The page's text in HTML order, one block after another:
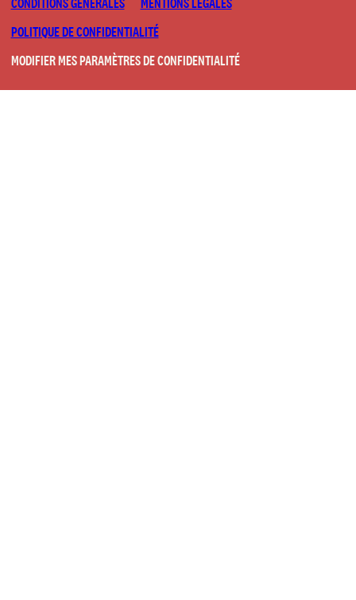
POLITIQUE DE CONFIDENTIALITÉ
MODIFIER MES PARAMÈTRES DE CONFIDENTIALITÉ